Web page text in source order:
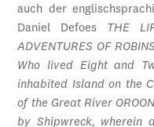
auch der
Daniel Defoes
THE
ADVENTURES OF
Who lived Eight and
inhabited Island on the
of the Great River
by Shipwreck, wherein